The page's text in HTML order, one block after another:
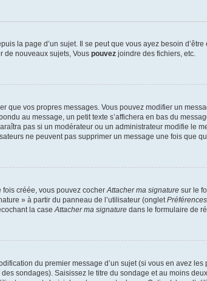
la page d’un sujet. Il se peut que vous ayez besoin
de nouveaux sujets, Vous pouvez joindre des fichiers, etc.
que vos propres messages. Vous pouvez modifier un
au message, un petit texte s’affichera en bas du
pas si un modérateur ou un administrateur modifie le
ne peuvent pas supprimer un message une fois que
fois créée, vous pouvez cocherAttacher ma signature sur le
» à partir du panneau de l’utilisateur (onglet
la caseAttacher ma signature dans le formulaire de
du premier message d’un sujet (si vous en avez
sondages). Saisissez le titre du sondage et au moins